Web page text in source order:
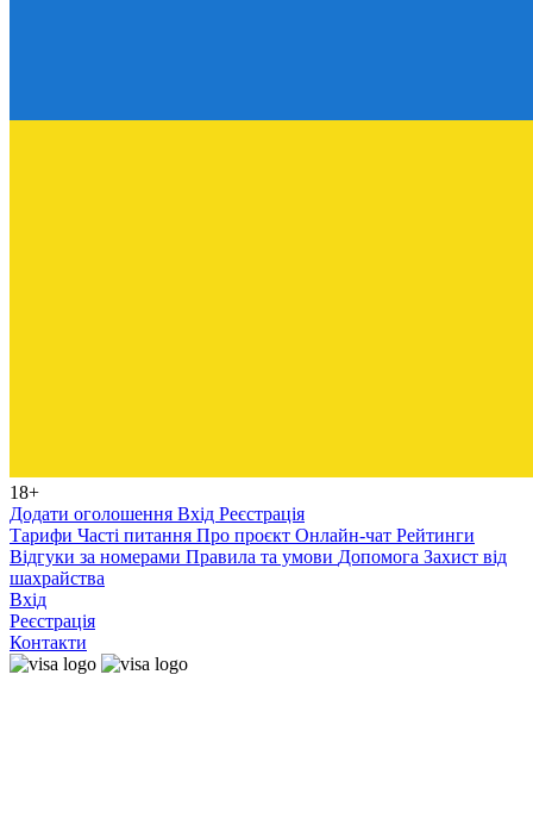
18+
Додати оголошення Вхід Реєстрація
Тарифи Часті питання Про проєкт Онлайн-чат Рейтинги
Відгуки за номерами Правила та умови Допомога Захист від
шахрайства
Вхід
Реєстрація
Контакти